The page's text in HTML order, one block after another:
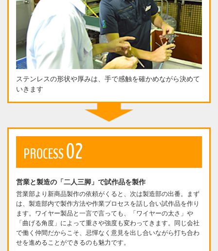
ステンレスの形状や厚みは、手で感触を確かめながら決めて
いきます
PROCESS02
営業と製造の「二人三脚」で試作品を製作
営業部より新商品製作の依頼がくると、次は製造部の出番。まず
は、製造部内で製作方法や作業プロセスを話し合い試作品を作り
ます。ワイヤー製品と一言で言っても、「ワイヤーの太さ」や
「曲げる角度」によって重さや強度も変わってきます。同じ会社
で働く仲間だからこそ、忌憚なく意見を出し合いながら打ち合わ
せを進めることができるのも魅力です。